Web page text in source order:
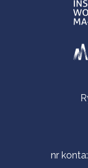
Informacje
nr